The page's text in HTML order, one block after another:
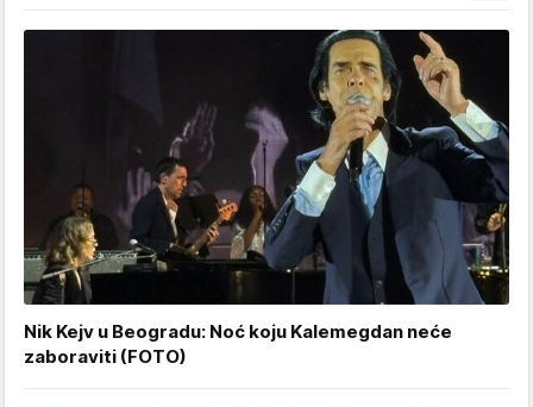
Nik Kejv u Beogradu: Noć koju Kalemegdan neće
zaboraviti (FOTO)